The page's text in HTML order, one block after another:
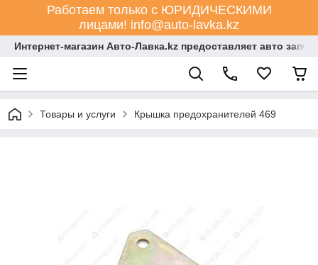
Работаем только с ЮРИДИЧЕСКИМИ
лицами! info@auto-lavka.kz
Интернет-магазин Авто-Лавка.kz предоставляет авто
Товары и услуги Крышка предохранителей 469